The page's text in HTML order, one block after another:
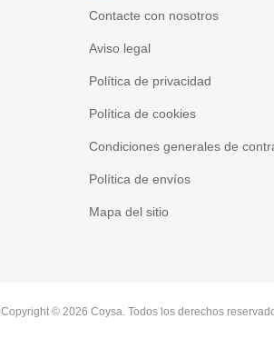
Contacte con nosotros
Aviso legal
Política de privacidad
Política de cookies
Condiciones generales de
Política de envíos
Mapa del sitio
Copyright © 2026 Coysa. Todos los derechos